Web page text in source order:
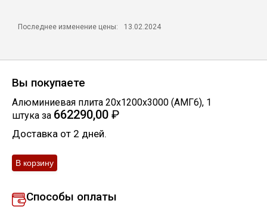
Сетка кладочная
Электроды
Проволока
Остальное
Последнее изменение цены: 13.02.2024
Вы покупаете
Алюминиевая плита 20х1200х3000 (АМГ6), 1
штука за 662290,00 ₽
Доставка от 2 дней.
Способы оплаты